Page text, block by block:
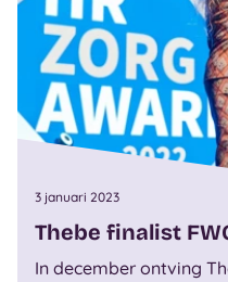
3 januari 2023
Thebe finalist
In december ontving